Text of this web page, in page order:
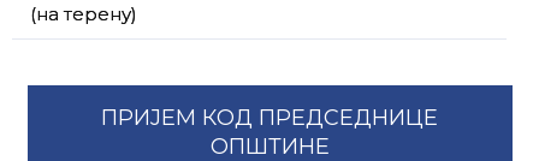
(на терену)
ПРИЈЕМ КОД ПРЕДСЕДНИЦЕ
ОПШТИНЕ